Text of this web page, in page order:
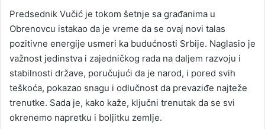
Predsednik Vučić je tokom šetnje sa građanima u
Obrenovcu istakao da je vreme da se ovaj novi talas
pozitivne energije usmeri ka budućnosti Srbije. Naglasio je
važnost jedinstva i zajedničkog rada na daljem razvoju i
stabilnosti države, poručujući da je narod, i pored svih
teškoća, pokazao snagu i odlučnost da prevaziđe najteže
trenutke. Sada je, kako kaže, ključni trenutak da se svi
okrenemo napretku i boljitku zemlje.